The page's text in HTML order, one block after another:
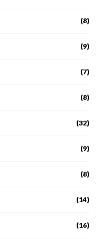
(8)
(9)
(7)
(8)
(32)
(9)
(8)
(14)
(16)